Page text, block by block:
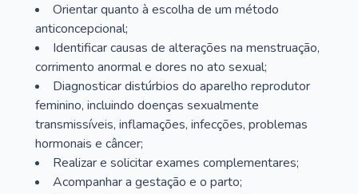
Orientar quanto à escolha de um método
anticoncepcional;
Identificar causas de alterações na menstruação,
corrimento anormal e dores no ato sexual;
Diagnosticar distúrbios do aparelho reprodutor
feminino, incluindo doenças sexualmente
transmissíveis, inflamações, infecções, problemas
hormonais e câncer;
Realizar e solicitar exames complementares;
Acompanhar a gestação e o parto;